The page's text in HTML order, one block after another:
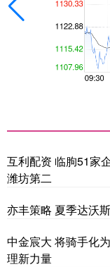
互利配资 临朐51家
潍坊第二
亦丰策略 夏季达沃
中金宸大 将骑手化
理新力量